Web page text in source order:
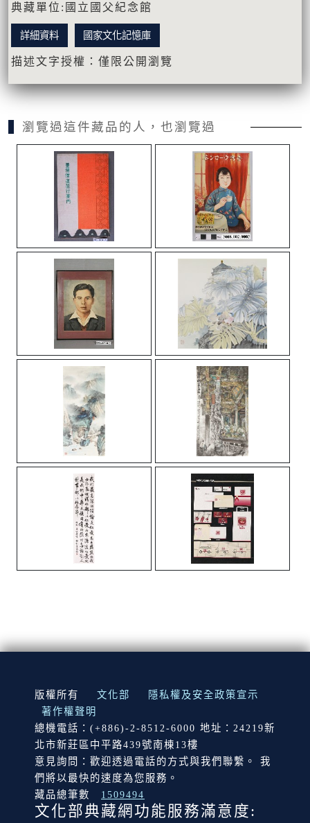
典藏單位:國立國父紀念館
詳細資料 國家文化記憶庫
描述文字授權：僅限公開瀏覽
瀏覽過這件藏品的人，也瀏覽過
:::
版權所有 文化部
隱私權及安全政策宣示
著作權聲明
總機電話：(+886)-2-8512-6000 地址：24219新
北市新莊區中平路439號南棟13樓
意見詢問：歡迎透過電話的方式與我們聯繫。 我
們將以最快的速度為您服務。
藏品總筆數
1509494
文化部典藏網功能服務滿意度: